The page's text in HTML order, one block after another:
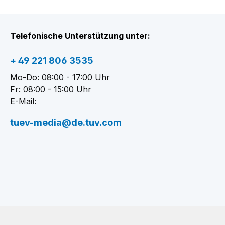
Telefonische Unterstützung unter:
+ 49 221 806 3535
Mo-Do: 08:00 - 17:00 Uhr
Fr: 08:00 - 15:00 Uhr
E-Mail:
tuev-media@de.tuv.com